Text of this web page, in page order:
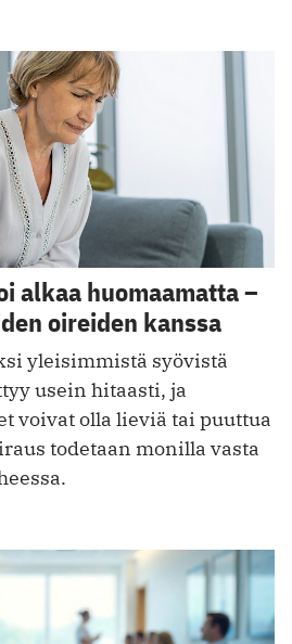
alkaa huomaamatta –
oireiden kanssa
yleisimmistä syövistä
usein hitaasti, ja
voivat olla lieviä tai puuttua
todetaan monilla vasta